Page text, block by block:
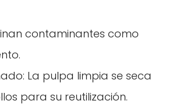
contaminantes como
La pulpa limpia se seca
para su reutilización.